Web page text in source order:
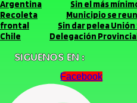
Argentina
Sin el más
Recoleta
Municipio se
frontal
Sin dar pelea
Chile
Delegación
SIGUENOS EN :
Facebook